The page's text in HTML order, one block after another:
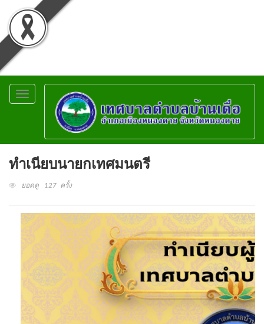
Toggle
navigation
ทำเนียบนายกเทศมนตรี
ยอดดู 127 ครั้ง